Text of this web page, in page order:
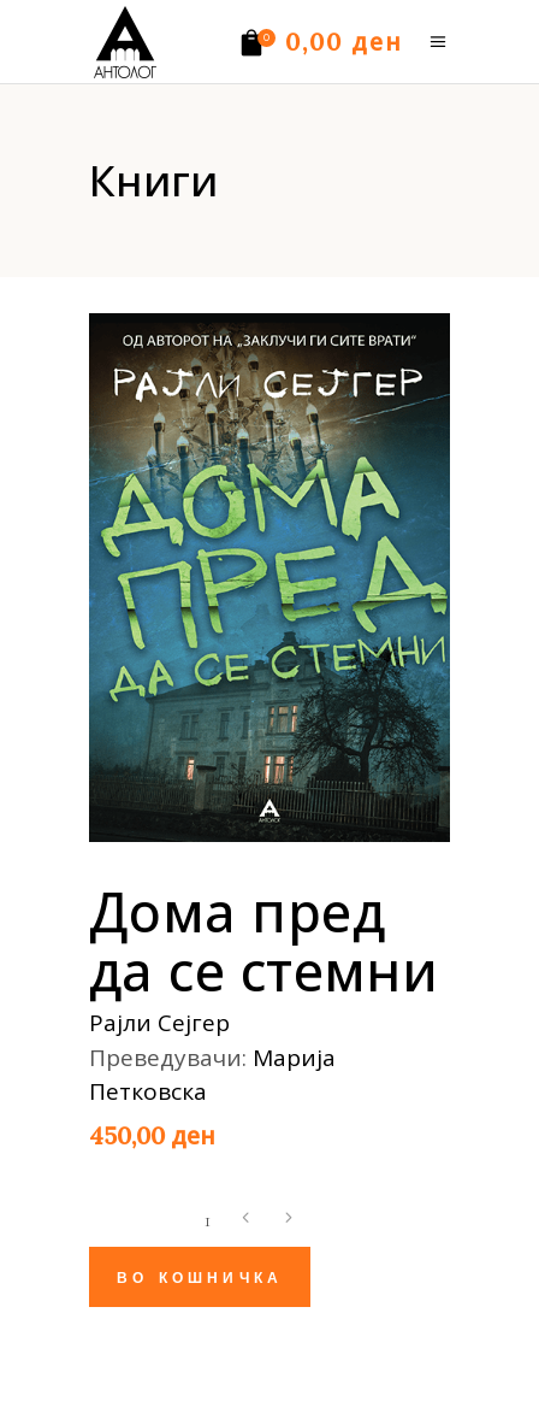
0 0,00 ден
Книги
Дома пред
да се стемни
Рајли Сејгер
Преведувачи: Марија
Петковска
450,00 ден
се
ВО КОШНИЧКА